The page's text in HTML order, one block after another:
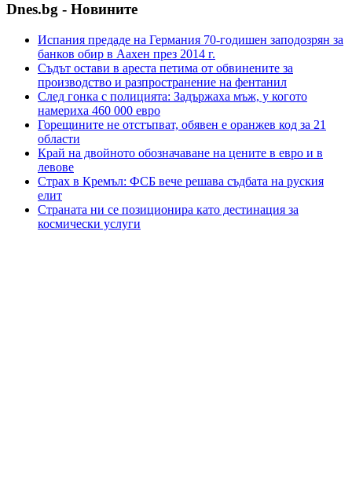
Dnes.bg - Новините
Испания предаде на Германия 70-годишен заподозрян за
банков обир в Аахен през 2014 г.
Съдът остави в ареста петима от обвинените за
производство и разпространение на фентанил
След гонка с полицията: Задържаха мъж, у когото
намериха 460 000 евро
Горещините не отстъпват, обявен е оранжев код за 21
области
Край на двойното обозначаване на цените в евро и в
левове
Страх в Кремъл: ФСБ вече решава съдбата на руския
елит
Страната ни се позиционира като дестинация за
космически услуги